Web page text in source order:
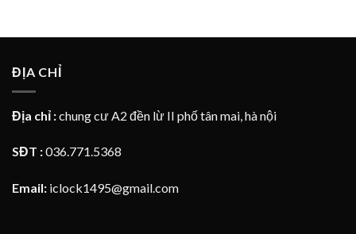
ĐỊA CHỈ
Địa chỉ :chung cư A2 đền lừ II phố tân mai, hà nội
SĐT :036.771.5368
Email: iclock1495@gmail.com